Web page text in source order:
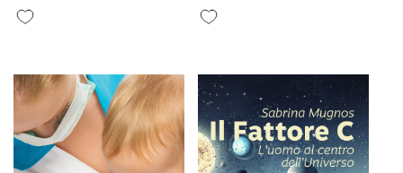
Aggiungi alla lista desideri Aggiungi alla lista desideri